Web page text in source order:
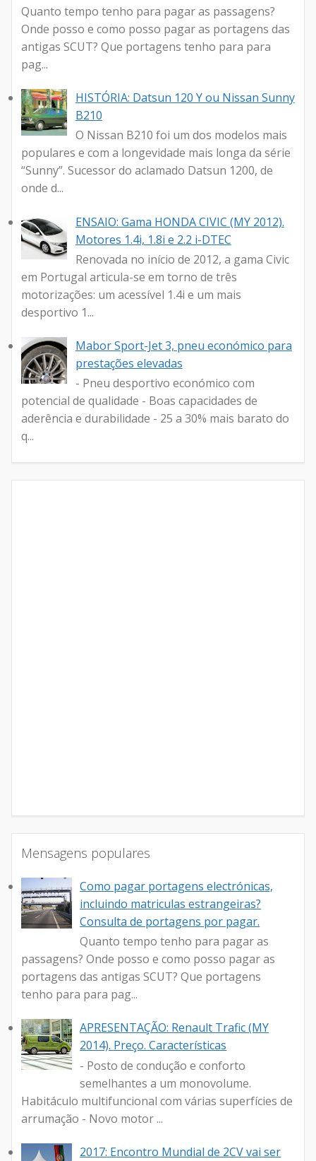
Quanto tempo tenho para pagar as passagens?
Onde posso e como posso pagar as portagens das
antigas SCUT? Que portagens tenho para para
pag...
HISTÓRIA: Datsun 120 Y ou Nissan Sunny
B210
O Nissan B210 foi um dos modelos mais
populares e com a longevidade mais longa da série
“Sunny”. Sucessor do aclamado Datsun 1200, de
onde d...
ENSAIO: Gama HONDA CIVIC (MY 2012).
Motores 1.4i, 1.8i e 2.2 i-DTEC
Renovada no início de 2012, a gama Civic
em Portugal articula-se em torno de três
motorizações: um acessível 1.4i e um mais
desportivo 1...
Mabor Sport-Jet 3, pneu económico para
prestações elevadas
- Pneu desportivo económico com
potencial de qualidade - Boas capacidades de
aderência e durabilidade - 25 a 30% mais barato do
q...
Mensagens populares
Como pagar portagens electrónicas,
incluindo matriculas estrangeiras?
Consulta de portagens por pagar.
Quanto tempo tenho para pagar as
passagens? Onde posso e como posso pagar as
portagens das antigas SCUT? Que portagens
tenho para para pag...
APRESENTAÇÃO: Renault Trafic (MY
2014). Preço. Características
- Posto de condução e conforto
semelhantes a um monovolume.
Habitáculo multifuncional com várias superfícies de
arrumação - Novo motor ...
2017: Encontro Mundial de 2CV vai ser